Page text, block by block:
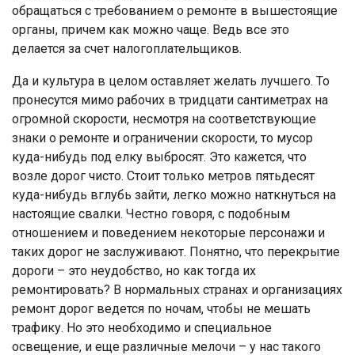
обращаться с требованием о ремонте в вышестоящие
органы, причем как можно чаще. Ведь все это
делается за счет налогоплательщиков.
Да и культура в целом оставляет желать лучшего. То
пронесутся мимо рабочих в тридцати сантиметрах на
огромной скорости, несмотря на соответствующие
знаки о ремонте и ограничении скорости, то мусор
куда-нибудь под елку выбросят. Это кажется, что
возле дорог чисто. Стоит только метров пятьдесят
куда-нибудь вглубь зайти, легко можно наткнуться на
настоящие свалки. Честно говоря, с подобным
отношением и поведением некоторые персонажи и
таких дорог не заслуживают. Понятно, что перекрытие
дороги – это неудобство, но как тогда их
ремонтировать? В нормальных странах и организациях
ремонт дорог ведется по ночам, чтобы не мешать
трафику. Но это необходимо и специальное
освещение, и еще различные мелочи – у нас такого